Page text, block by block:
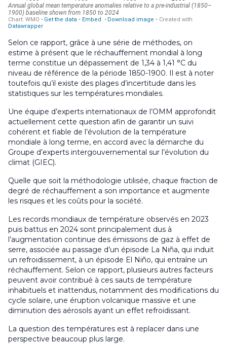
Selon ce rapport, grâce à une série de méthodes, on
estime à présent que le réchauffement mondial à long
terme constitue un dépassement de 1,34 à 1,41 °C du
niveau de référence de la période 1850-1900. Il est à noter
toutefois qu’il existe des plages d’incertitude dans les
statistiques sur les températures mondiales.
Une équipe d’experts internationaux de l’OMM approfondit
actuellement cette question afin de garantir un suivi
cohérent et fiable de l’évolution de la température
mondiale à long terme, en accord avec la démarche du
Groupe d’experts intergouvernemental sur l’évolution du
climat (GIEC).
Quelle que soit la méthodologie utilisée, chaque fraction de
degré de réchauffement a son importance et augmente
les risques et les coûts pour la société.
Les records mondiaux de température observés en 2023
puis battus en 2024 sont principalement dus à
l’augmentation continue des émissions de gaz à effet de
serre, associée au passage d’un épisode La Niña, qui induit
un refroidissement, à un épisode El Niño, qui entraîne un
réchauffement. Selon ce rapport, plusieurs autres facteurs
peuvent avoir contribué à ces sauts de température
inhabituels et inattendus, notamment des modifications du
cycle solaire, une éruption volcanique massive et une
diminution des aérosols ayant un effet refroidissant.
La question des températures est à replacer dans une
perspective beaucoup plus large.